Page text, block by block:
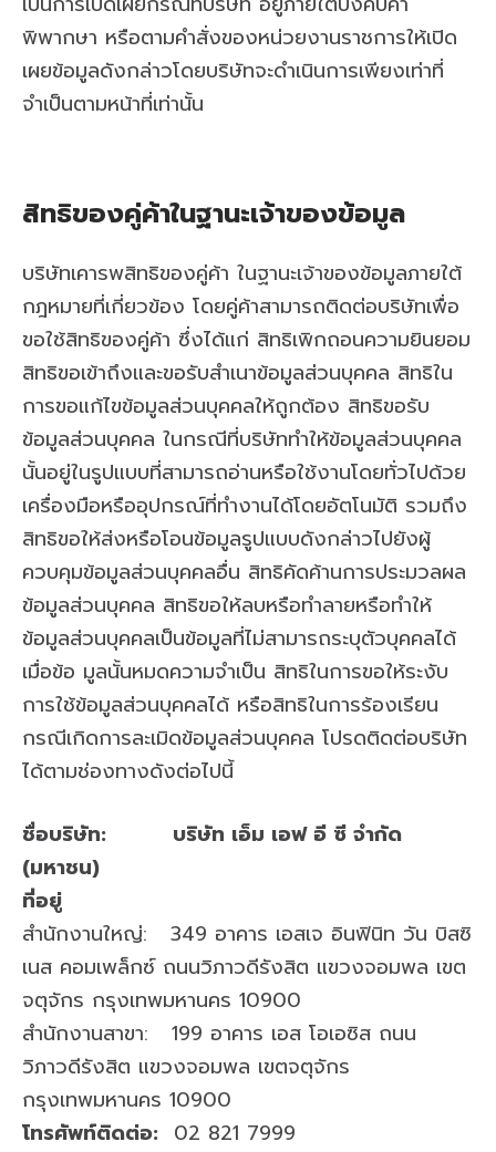
พิพากษา หรือตามคำสั่งของหน่วยงานราชการให้เปิด
เผยข้อมูลดังกล่าวโดยบริษัทจะดำเนินการเพียงเท่าที่
จำเป็นตามหน้าที่เท่านั้น
สิทธิของคู่ค้าในฐานะเจ้าของข้อมูล
บริษัทเคารพสิทธิของคู่ค้า ในฐานะเจ้าของข้อมูลภายใต้
กฎหมายที่เกี่ยวข้อง โดยคู่ค้าสามารถติดต่อบริษัทเพื่อ
ขอใช้สิทธิของคู่ค้า ซึ่งได้แก่ สิทธิเพิกถอนความยินยอม
สิทธิขอเข้าถึงและขอรับสำเนาข้อมูลส่วนบุคคล สิทธิใน
การขอแก้ไขข้อมูลส่วนบุคคลให้ถูกต้อง สิทธิขอรับ
ข้อมูลส่วนบุคคล ในกรณีที่บริษัททำให้ข้อมูลส่วนบุคคล
นั้นอยู่ในรูปแบบที่สามารถอ่านหรือใช้งานโดยทั่วไปด้วย
เครื่องมือหรืออุปกรณ์ที่ทำงานได้โดยอัตโนมัติ รวมถึง
สิทธิขอให้ส่งหรือโอนข้อมูลรูปแบบดังกล่าวไปยังผู้
ควบคุมข้อมูลส่วนบุคคลอื่น สิทธิคัดค้านการประมวลผล
ข้อมูลส่วนบุคคล สิทธิขอให้ลบหรือทำลายหรือทำให้
ข้อมูลส่วนบุคคลเป็นข้อมูลที่ไม่สามารถระบุตัวบุคคลได้
เมื่อข้อ มูลนั้นหมดความจำเป็น สิทธิในการขอให้ระงับ
การใช้ข้อมูลส่วนบุคคลได้ หรือสิทธิในการร้องเรียน
กรณีเกิดการละเมิดข้อมูลส่วนบุคคล โปรดติดต่อบริษัท
ได้ตามช่องทางดังต่อไปนี้
ชื่อบริษัท: บริษัท เอ็ม เอฟ อี ซี จำกัด
(มหาชน)
ที่อยู่
สำนักงานใหญ่: 349 อาคาร เอสเจ อินฟินิท วัน บิสซิ
เนส คอมเพล็กซ์ ถนนวิภาวดีรังสิต แขวงจอมพล เขต
จตุจักร กรุงเทพมหานคร 10900
สำนักงานสาขา: 199 อาคาร เอส โอเอซิส ถนน
วิภาวดีรังสิต แขวงจอมพล เขตจตุจักร
กรุงเทพมหานคร 10900
โทรศัพท์ติดต่อ: 02 821 7999